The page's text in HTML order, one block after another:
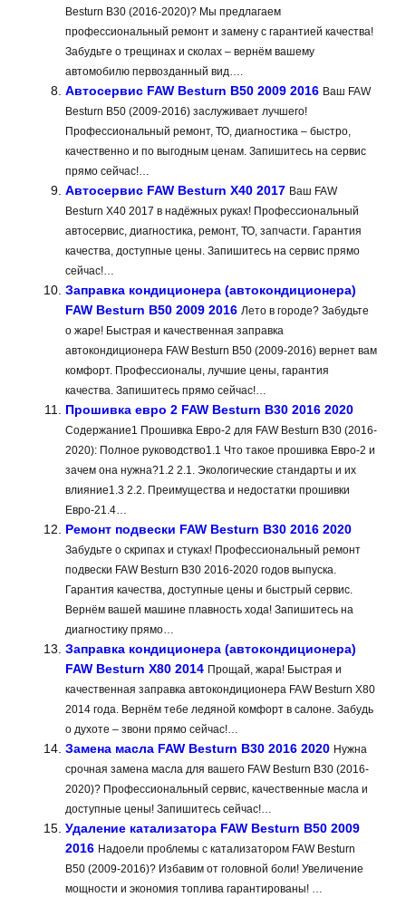
Besturn B30 (2016-2020)? Мы предлагаем
профессиональный ремонт и замену с гарантией качества!
Забудьте о трещинах и сколах – вернём вашему
автомобилю первозданный вид….
Автосервис FAW Besturn B50 2009 2016 Ваш FAW
Besturn B50 (2009-2016) заслуживает лучшего!
Профессиональный ремонт, ТО, диагностика – быстро,
качественно и по выгодным ценам. Запишитесь на сервис
прямо сейчас!…
Автосервис FAW Besturn X40 2017 Ваш FAW
Besturn X40 2017 в надёжных руках! Профессиональный
автосервис, диагностика, ремонт, ТО, запчасти. Гарантия
качества, доступные цены. Запишитесь на сервис прямо
сейчас!…
Заправка кондиционера (автокондиционера)
FAW Besturn B50 2009 2016 Лето в городе? Забудьте
о жаре! Быстрая и качественная заправка
автокондиционера FAW Besturn B50 (2009-2016) вернет вам
комфорт. Профессионалы, лучшие цены, гарантия
качества. Запишитесь прямо сейчас!…
Прошивка евро 2 FAW Besturn B30 2016 2020
Содержание1 Прошивка Евро-2 для FAW Besturn B30 (2016-
2020): Полное руководство1.1 Что такое прошивка Евро-2 и
зачем она нужна?1.2 2.1. Экологические стандарты и их
влияние1.3 2.2. Преимущества и недостатки прошивки
Евро-21.4…
Ремонт подвески FAW Besturn B30 2016 2020
Забудьте о скрипах и стуках! Профессиональный ремонт
подвески FAW Besturn B30 2016-2020 годов выпуска.
Гарантия качества, доступные цены и быстрый сервис.
Вернём вашей машине плавность хода! Запишитесь на
диагностику прямо…
Заправка кондиционера (автокондиционера)
FAW Besturn X80 2014 Прощай, жара! Быстрая и
качественная заправка автокондиционера FAW Besturn X80
2014 года. Вернём тебе ледяной комфорт в салоне. Забудь
о духоте – звони прямо сейчас!…
Замена масла FAW Besturn B30 2016 2020 Нужна
срочная замена масла для вашего FAW Besturn B30 (2016-
2020)? Профессиональный сервис, качественные масла и
доступные цены! Запишитесь сейчас!…
Удаление катализатора FAW Besturn B50 2009
2016 Надоели проблемы с катализатором FAW Besturn
B50 (2009-2016)? Избавим от головной боли! Увеличение
мощности и экономия топлива гарантированы! …